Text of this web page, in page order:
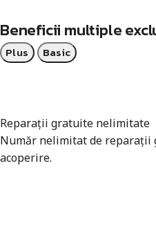
Beneficii multiple
Plus Basic
Reparații gratuite nelimitate
Număr nelimitat de
acoperire.